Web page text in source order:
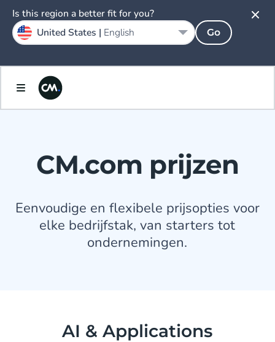
CM.com prijzen
Eenvoudige en flexibele prijsopties voor
elke bedrijfstak, van starters tot
ondernemingen.
AI & Applications
Is this region a better fit for you?
United States | English Go